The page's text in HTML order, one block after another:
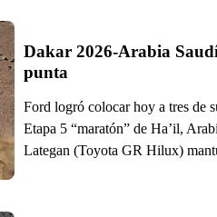
Dakar 2026-Arabia
punta
Ford logró colocar hoy a tres de
Etapa 5 “maratón” de Ha’il,
Lategan (Toyota GR Hilux)